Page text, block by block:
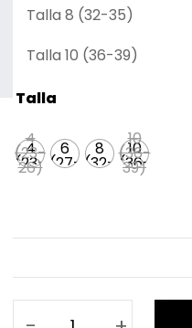
Talla 8 (32-35)
Talla 10 (36-39)
Talla
4
(23-
26)
4
(23-
26)
6
(27-
8
(32-
10
(36-
39)
10
(36-
39)